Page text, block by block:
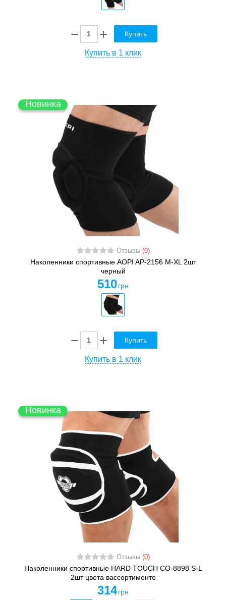
Купить
Купить в 1 клик
Новинка
Отзывы (0)
Наколенники спортивные AOPI AP-2156 M-XL 2шт
черный
510 грн
Купить
Купить в 1 клик
Новинка
Отзывы (0)
Наколенники спортивные HARD TOUCH CO-8898 S-L
2шт цвета вассортименте
314 грн